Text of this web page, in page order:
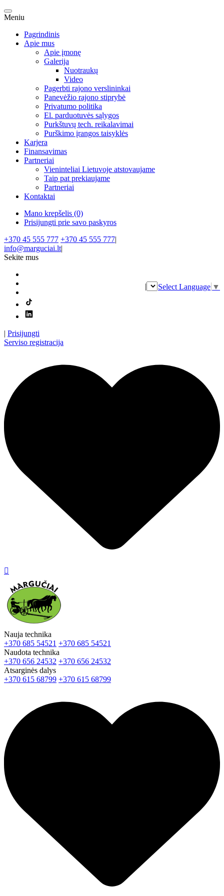
Meniu
Pagrindinis
Apie mus
Apie įmonę
Galerija
Nuotraukų
Video
Pagerbti rajono verslininkai
Panevėžio rajono stiprybė
Privatumo politika
El. parduotuvės sąlygos
Purkštuvų tech. reikalavimai
Purškimo įrangos taisyklės
Karjera
Finansavimas
Partneriai
Vieninteliai Lietuvoje atstovaujame
Taip pat prekiaujame
Partneriai
Kontaktai
Mano krepšelis (0)
Prisijungti prie savo paskyros
+370 45 555 777 +370 45 555 777|
info@marguciai.lt|
Sekite mus
| Prisijungti
| Select Language ▼
Serviso registracija

Nauja technika
+370 685 54521 +370 685 54521
Naudota technika
+370 656 24532 +370 656 24532
Atsarginės dalys
+370 615 68799 +370 615 68799